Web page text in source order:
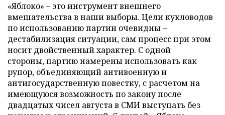
«Яблоко» – это инструмент внешнего
вмешательства в наши выборы. Цели кукловодов
по использованию партии очевидны –
дестабилизация ситуации, сам процесс при этом
носит двойственный характер. С одной
стороны, партию намерены использовать как
рупор, объединяющий антивоенную и
антигосударственную повестку, с расчетом на
имеющуюся возможность по закону после
двадцатых чисел августа в СМИ выступать без